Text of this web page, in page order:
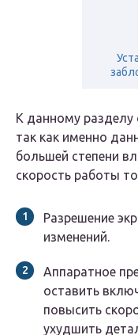
К данному разделу
так как именно
большей степени
скорость работы
Разрешение
изменений.
Аппаратное
оставить
повысить
ухудшить